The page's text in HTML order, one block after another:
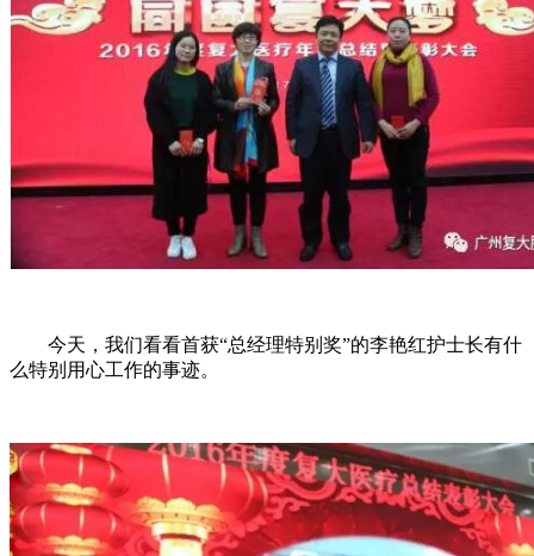
今天，我们看看首获“总经理特别奖”的李艳红护士长有什
么特别用心工作的事迹。